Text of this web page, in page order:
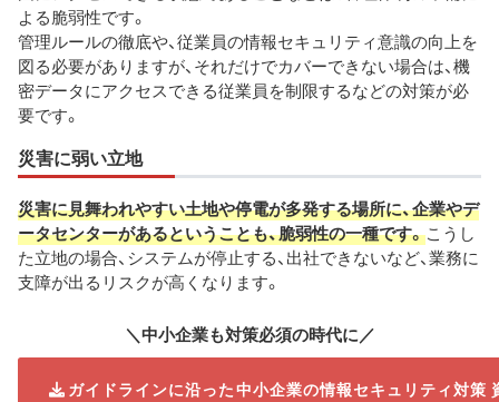
よる脆弱性です。
管理ルールの徹底や、従業員の情報セキュリティ意識の向上を
図る必要がありますが、それだけでカバーできない場合は、機
密データにアクセスできる従業員を制限するなどの対策が必
要です。
災害に弱い立地
災害に見舞われやすい土地や停電が多発する場所に、企業やデ
ータセンターがあるということも、脆弱性の一種です。こうし
た立地の場合、システムが停止する、出社できないなど、業務に
支障が出るリスクが高くなります。
＼中小企業も対策必須の時代に／
ガイドラインに沿った中小企業の情報セキュリティ対策